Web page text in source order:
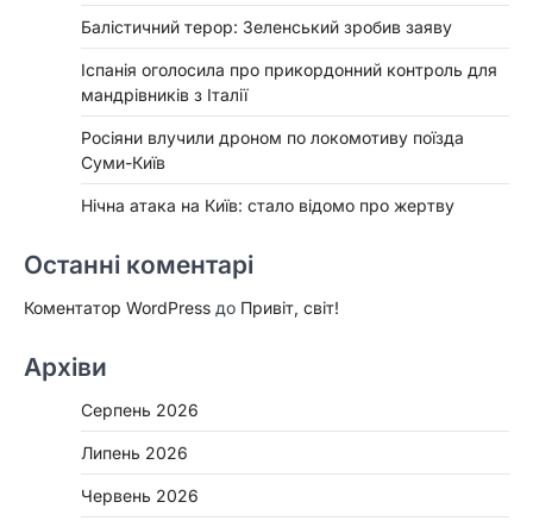
Балістичний терор: Зеленський зробив заяву
Іспанія оголосила про прикордонний контроль для
мандрівників з Італії
Росіяни влучили дроном по локомотиву поїзда
Суми-Київ
Нічна атака на Київ: стало відомо про жертву
Останні коментарі
Коментатор WordPress до Привіт, світ!
Архіви
Серпень 2026
Липень 2026
Червень 2026